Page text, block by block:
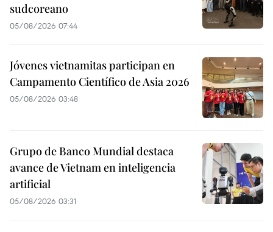
sudcoreano
05/08/2026 07:44
Jóvenes vietnamitas participan en
Campamento Científico de Asia 2026
05/08/2026 03:48
Grupo de Banco Mundial destaca
avance de Vietnam en inteligencia
artificial
05/08/2026 03:31